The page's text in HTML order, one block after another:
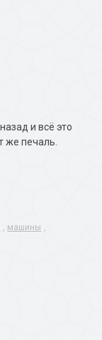
и всё это
же печаль.
, машины ,